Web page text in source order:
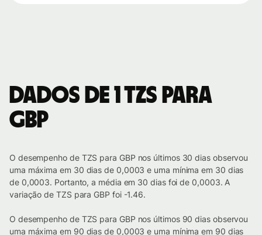
Dados de 1 TZS para
GBP
O desempenho de TZS para GBP nos últimos 30 dias observou
uma máxima em 30 dias de 0,0003 e uma mínima em 30 dias
de 0,0003. Portanto, a média em 30 dias foi de 0,0003. A
variação de TZS para GBP foi -1.46.
O desempenho de TZS para GBP nos últimos 90 dias observou
uma máxima em 90 dias de 0,0003 e uma mínima em 90 dias